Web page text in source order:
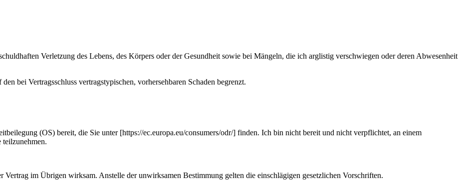
Verletzung des Lebens, des Körpers oder der Gesundheit sowie bei Mängeln, die ich arglistig verschwiegen oder deren Abwesenheit
bei Vertragsschluss vertragstypischen, vorhersehbaren Schaden begrenzt.
(OS) bereit, die Sie unter [https://ec.europa.eu/consumers/odr/] finden. Ich bin nicht bereit und nicht verpflichtet, an einem
teilzunehmen.
im Übrigen wirksam. Anstelle der unwirksamen Bestimmung gelten die einschlägigen gesetzlichen Vorschriften.